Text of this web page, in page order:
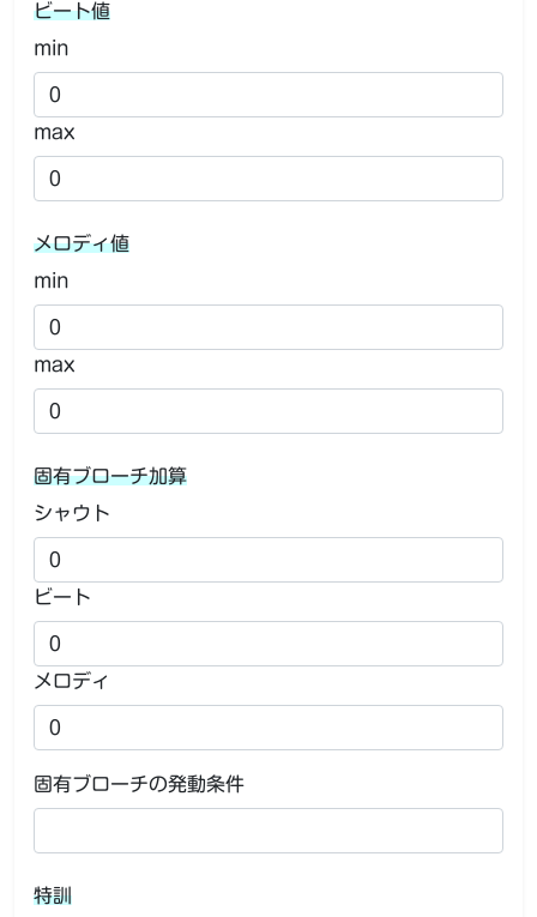
ビート値
min
max
メロディ値
min
max
固有ブローチ加算
シャウト
ビート
メロディ
固有ブローチの発動条件
特訓